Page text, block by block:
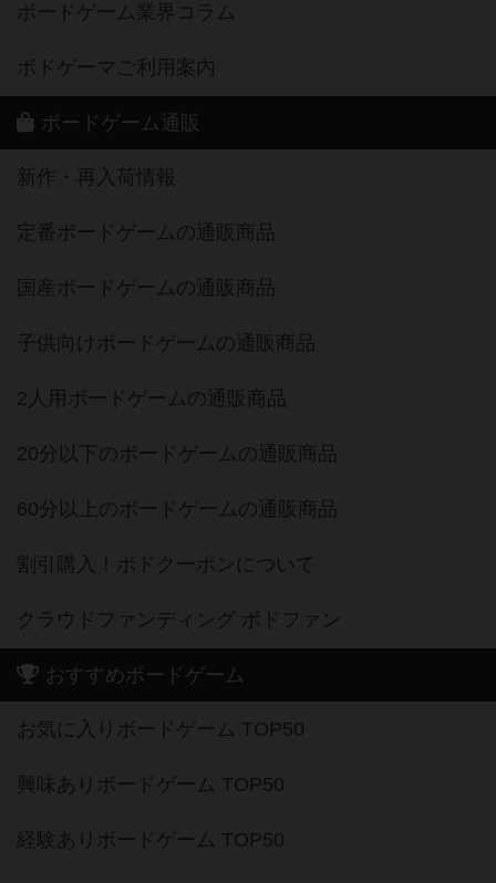
ボードゲーム業界コラム
ボドゲーマご利用案内
ボードゲーム通販
新作・再入荷情報
定番ボードゲームの通販商品
国産ボードゲームの通販商品
子供向けボードゲームの通販商品
2人用ボードゲームの通販商品
20分以下のボードゲームの通販商品
60分以上のボードゲームの通販商品
割引購入！ボドクーポンについて
クラウドファンディング ボドファン
おすすめボードゲーム
お気に入りボードゲーム TOP50
興味ありボードゲーム TOP50
経験ありボードゲーム TOP50